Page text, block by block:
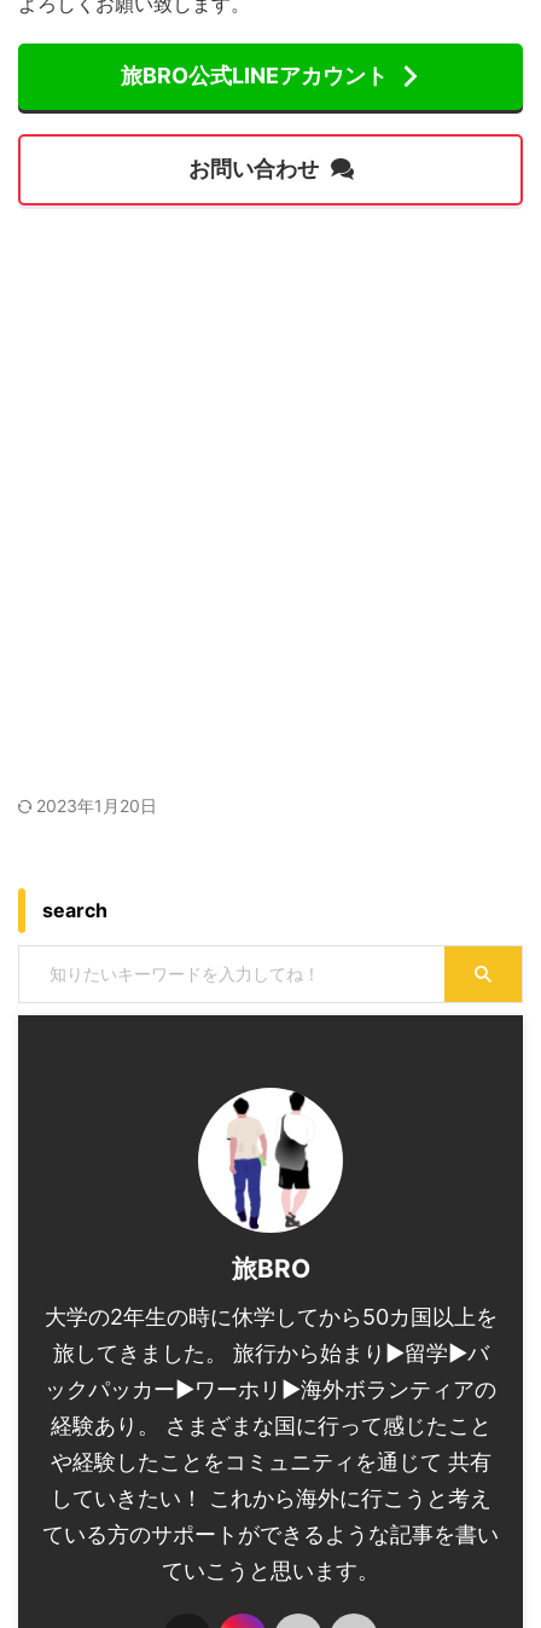
旅BRO公式LINEアカウント
お問い合わせ
2023年1月20日
search
旅BRO
大学の2年生の時に休学してから50カ国以上を
旅してきました。 旅行から始まり▶︎留学▶︎バ
ックパッカー▶︎ワーホリ▶︎海外ボランティアの
経験あり。 さまざまな国に行って感じたこと
や経験したことをコミュニティを通じて 共有
していきたい！ これから海外に行こうと考え
ている方のサポートができるような記事を書い
ていこうと思います。